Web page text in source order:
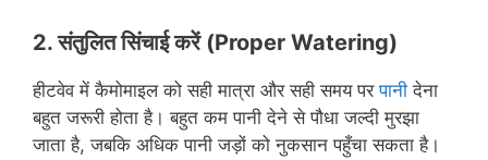
2.संतुलित सिंचाई करें (Proper Watering)
हीटवेव में कैमोमाइल को सही मात्रा और सही समय परपानी देना
बहुत जरूरी होता है। बहुत कम पानी देने से पौधा जल्दी मुरझा
जाता है, जबकि अधिक पानी जड़ों को नुकसान पहुँचा सकता है।